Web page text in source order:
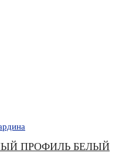
ПРОФИЛЬ БЕЛЫЙ